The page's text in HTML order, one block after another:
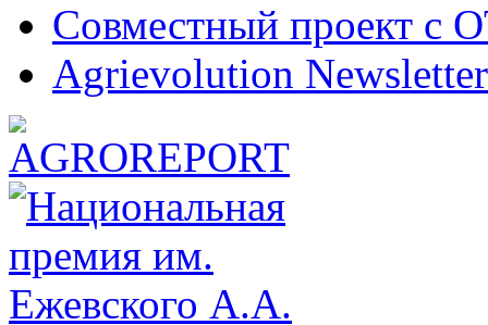
Совместный проект с
Agrievolution Newsletter